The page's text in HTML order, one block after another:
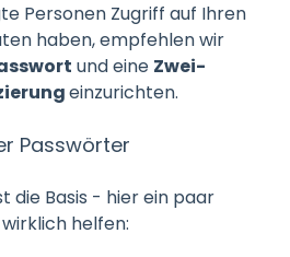
Personen Zugriff auf Ihren
haben, empfehlen wir
und eine Zwei-
einzurichten.
Passwörter
die Basis - hier ein paar
helfen: